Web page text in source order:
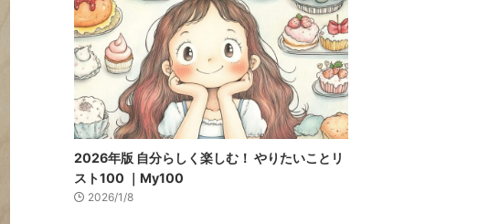
2026年版 自分らしく楽しむ！ やりたいことリ
スト100 ｜My100
2026/1/8